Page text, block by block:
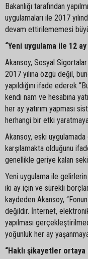
Bakanlığı tarafından
uygulamaları ile 2017
devam ettirilememesi
“Yeni uygulama ile 12
Akansoy, Sosyal
2017 yılına özgü değil,
yapıldığını ifade ederek
kendi nam ve hesabına
her ay yatırım yapması
herhangi bir etki
Akansoy, eski uygulamada
karşılamakta olduğunu
genellikle geriye kalan
Yeni uygulama ile
iki ay için ve sürekli
kaydeden Akansoy,
değildir. İnternet,
yapılması
yoğunluk her ay
“Haklı şikayetler ortaya